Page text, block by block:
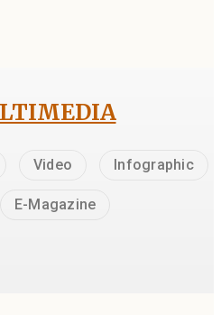
Video Infographic
E-Magazine